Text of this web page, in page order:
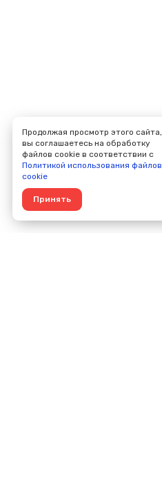
Продолжая просмотр этого сайта,
вы соглашаетесь на обработку
файлов cookie в соответствии с
Политикой использования файлов
cookie
Принять